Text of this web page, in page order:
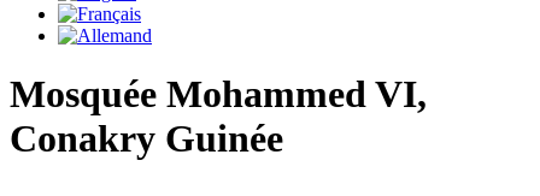
Mosquée Mohammed VI,
Conakry Guinée